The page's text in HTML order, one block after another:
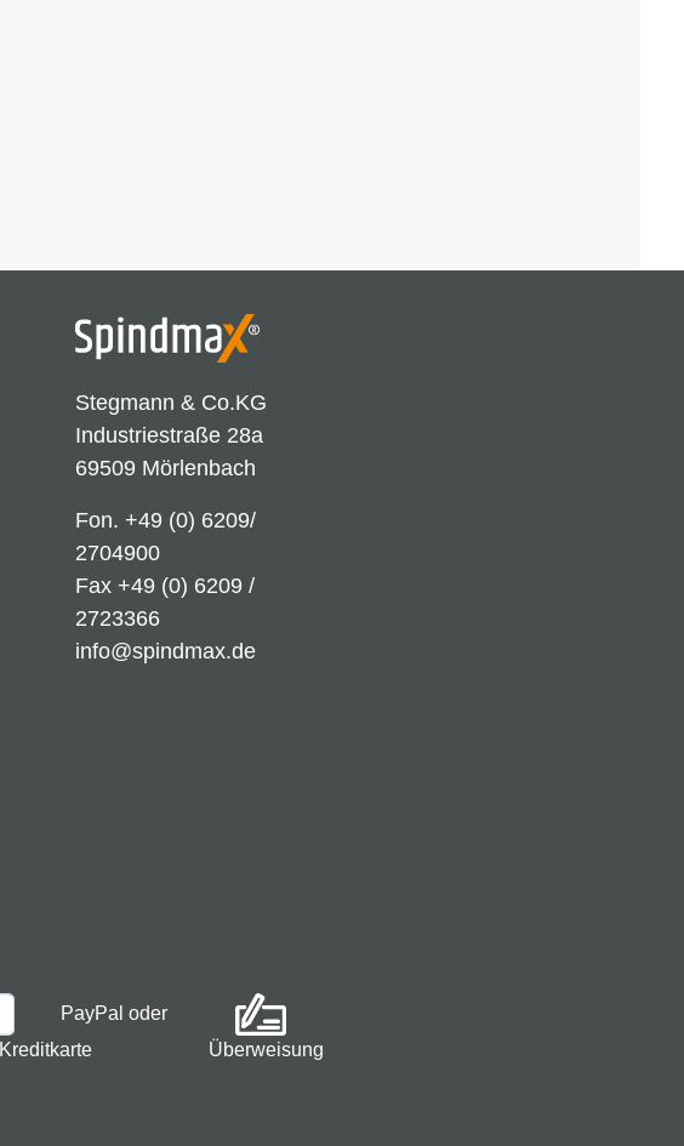
Stegmann & Co.KG
Industriestraße 28a
69509 Mörlenbach
Fon. +49 (0) 6209/
2704900
Fax +49 (0) 6209 /
2723366
info@spindmax.de
PayPal oder
Kreditkarte
Überweisung